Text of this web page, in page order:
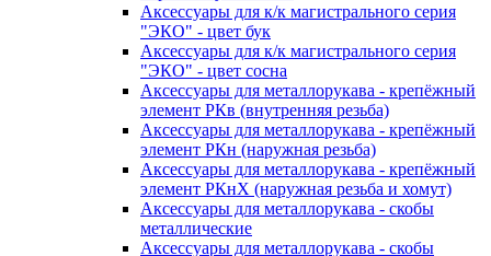
Аксессуары для к/к магистрального серия
"ЭКО" - цвет бук
Аксессуары для к/к магистрального серия
"ЭКО" - цвет сосна
Аксессуары для металлорукава - крепёжный
элемент РКв (внутренняя резьба)
Аксессуары для металлорукава - крепёжный
элемент РКн (наружная резьба)
Аксессуары для металлорукава - крепёжный
элемент РКнХ (наружная резьба и хомут)
Аксессуары для металлорукава - скобы
металлические
Аксессуары для металлорукава - скобы